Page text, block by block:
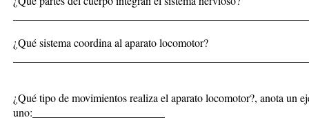
¿Qué sistema coordina al aparato locomotor?
¿Qué tipo de movimientos realiza el aparato locomotor?, anota un
uno:________________________